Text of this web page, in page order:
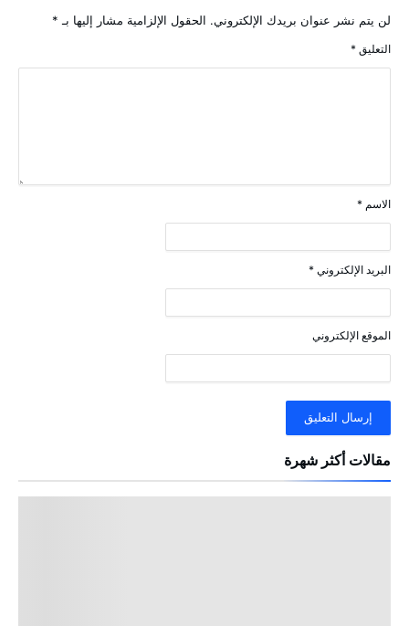
لن يتم نشر عنوان بريدك الإلكتروني. الحقول الإلزامية مشار إليها بـ *
التعليق *
الاسم *
البريد الإلكتروني *
الموقع الإلكتروني
مقالات أكثر شهرة